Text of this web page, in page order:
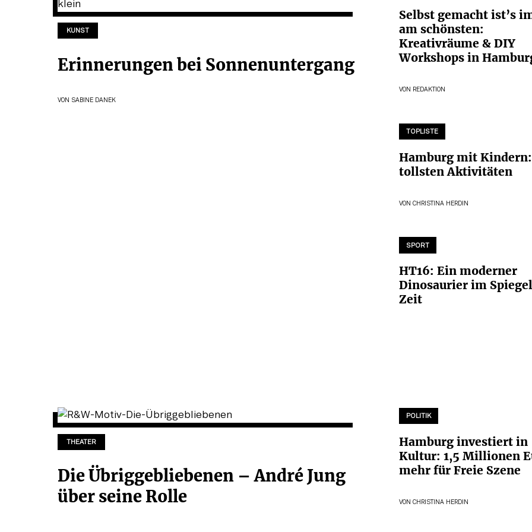
KUNST
Erinnerungen bei Sonnenuntergang
VON SABINE DANEK
Selbst gemacht ist’s
am schönsten:
Kreativräume & DIY
Workshops in
VON REDAKTION
TOPLISTE
Hamburg mit
tollsten Aktivitäten
VON CHRISTINA HERDIN
SPORT
HT16: Ein moderner
Dinosaurier im
Zeit
THEATER
Die Übriggebliebenen – André Jung
über seine Rolle
POLITIK
Hamburg investiert in
Kultur: 1,5 Millionen
mehr für Freie Szene
VON CHRISTINA HERDIN